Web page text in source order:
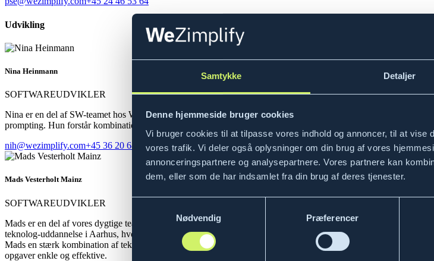
Samtykke Detaljer
Denne hjemmeside bruger cookies
Vi bruger cookies til at tilpasse vores indhold og annoncer, til at vise
vores trafik. Vi deler også oplysninger om din brug af vores
annonceringspartnere og analysepartnere. Vores partnere kan
dem, eller som de har indsamlet fra din brug af deres tjenester.
Nødvendig
Præferencer
Udvikling
Nina Heinmann
SOFTWAREUDVIKLER
Nina er en del af SW-teamet hos WeZimplify og bidrager professionelt til udviklingen af vores produkter og
prompting. Hun forstår kombinationen af data og analyse af datasammenhænge samt kan omsætte det nemt og
nih@wezimplify.com+45 36 20 68 58
Mads Vesterholt Mainz
SOFTWAREUDVIKLER
Mads er en del af vores dygtige team hos WeZimplify og arbejder med at designe og udvikle AI-systemer, der
teknolog-uddannelse i Aarhus, hvor han har fokus på kunstig intelligens, cloud-teknologi og programmering.
Mads en stærk kombination af teknisk viden og praktisk erfaring til bordet. Mads er drevet af en passion for
opgaver enkle og effektive.